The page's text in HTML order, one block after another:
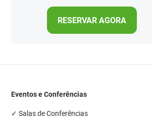
RESERVAR AGORA
Eventos e Conferências
✓ Salas de Conferências